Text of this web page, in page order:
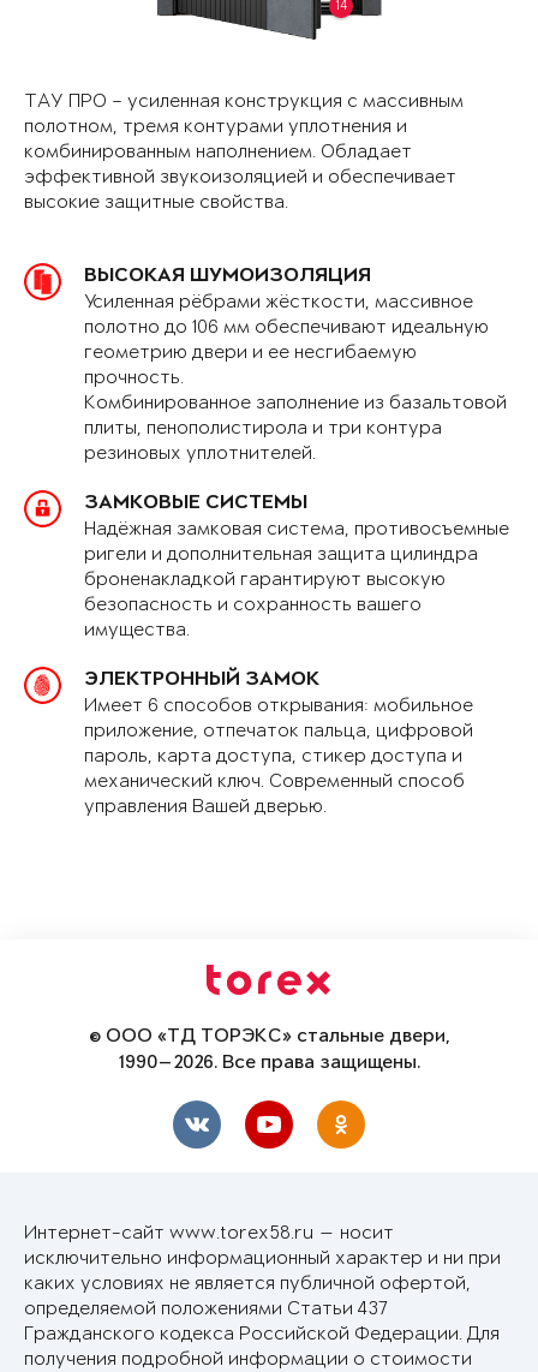
14
ТАУ ПРО – усиленная конструкция с массивным
полотном, тремя контурами уплотнения и
комбинированным наполнением. Обладает
эффективной звукоизоляцией и обеспечивает
высокие защитные свойства.
ВЫСОКАЯ ШУМОИЗОЛЯЦИЯ
Усиленная рёбрами жёсткости, массивное
полотно до 106 мм обеспечивают идеальную
геометрию двери и ее несгибаемую
прочность.
Комбинированное заполнение из базальтовой
плиты, пенополистирола и три контура
резиновых уплотнителей.
ЗАМКОВЫЕ СИСТЕМЫ
Надёжная замковая система, противосъемные
ригели и дополнительная защита цилиндра
броненакладкой гарантируют высокую
безопасность и сохранность вашего
имущества.
ЭЛЕКТРОННЫЙ ЗАМОК
Имеет 6 способов открывания: мобильное
приложение, отпечаток пальца, цифровой
пароль, карта доступа, стикер доступа и
механический ключ. Современный способ
управления Вашей дверью.
© ООО «ТД ТОРЭКС» стальные двери,
1990—2026. Все права защищены.
Интернет-сайт www.torex58.ru — носит
исключительно информационный характер и ни при
каких условиях не является публичной офертой,
определяемой положениями Статьи 437
Гражданского кодекса Российской Федерации. Для
получения подробной информации о стоимости